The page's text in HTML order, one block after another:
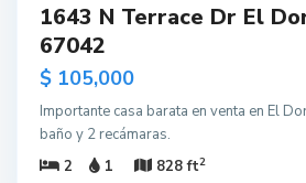
1643 N Terrace Dr El
67042
$ 105,000
Importante casa barata en venta en El
baño y 2 recámaras.
2
1 828 ft2